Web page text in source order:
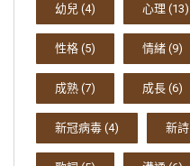
幼兒 (4) 心理 (13)
性格 (5) 情緒 (9)
成熟 (7) 成長 (6)
新冠病毒 (4) 新詩